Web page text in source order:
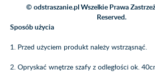
© odstraszanie.pl Wszelkie Prawa
Reserved.
Sposób użycia
1. Przed użyciem produkt należy wstrząsnąć.
2. Opryskać wnętrze szafy z odległości ok.